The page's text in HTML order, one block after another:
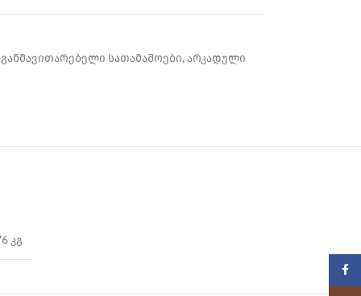
განმავითარებელი სათამაშოები, არკადული
კგ